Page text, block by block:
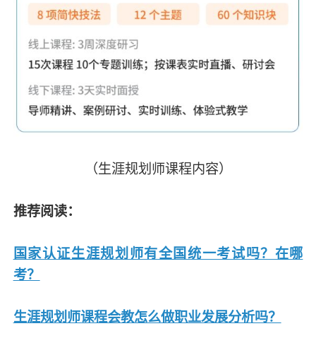
（生涯规划师课程内容）
推荐阅读：
国家认证生涯规划师有全国统一考试吗？在哪
考？
生涯规划师课程会教怎么做职业发展分析吗？